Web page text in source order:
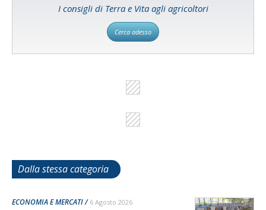
I consigli di Terra e Vita agli agricoltori
Cerca adesso
Dalla stessa categoria
ECONOMIA E MERCATI 6 Agosto 2026